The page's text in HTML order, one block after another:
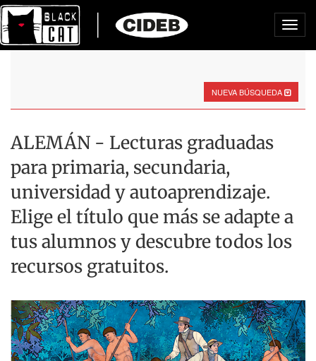
NUEVA BÚSQUEDA
ALEMÁN - Lecturas graduadas
para primaria, secundaria,
universidad y autoaprendizaje.
Elige el título que más se adapte a
tus alumnos y descubre todos los
recursos gratuitos.